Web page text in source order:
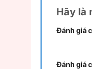
Hãy là
Đánh giá
Đánh giá